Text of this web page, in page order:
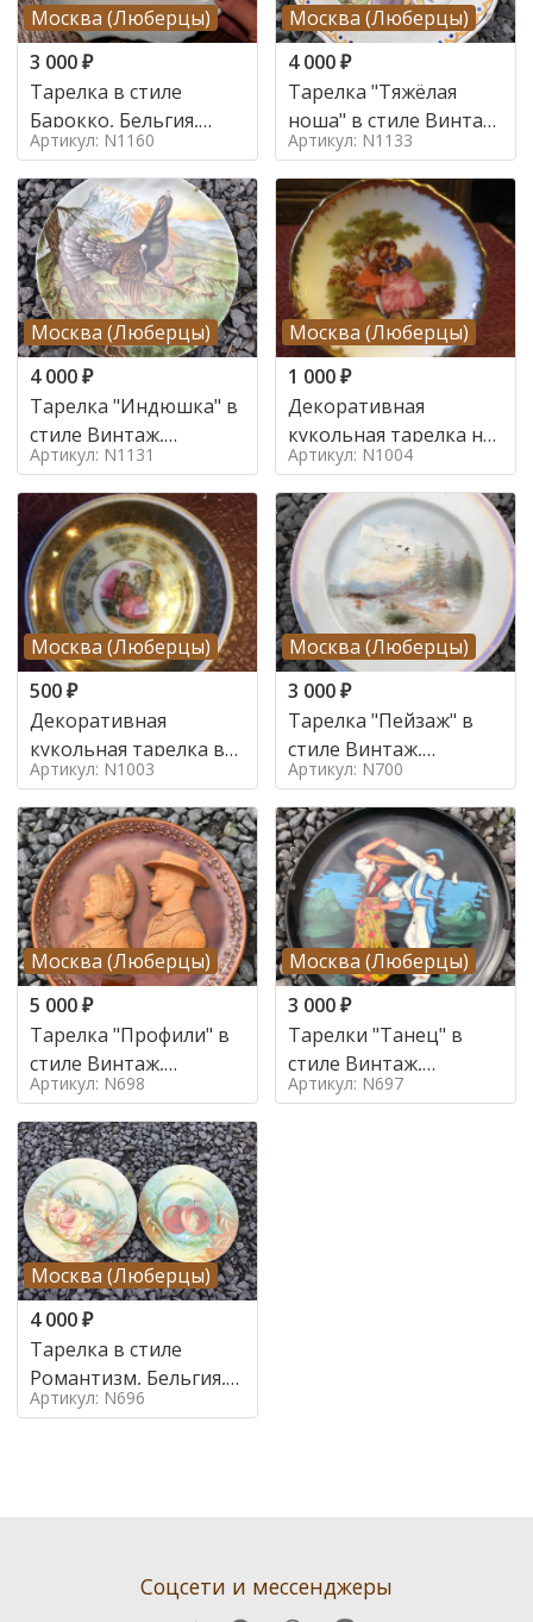
Москва (Люберцы)
3 000₽
Тарелка в стиле
Барокко, Бельгия,
Середина 20 века
Артикул: N1160
Москва (Люберцы)
4 000₽
Тарелка "Тяжёлая
ноша" в стиле Винтаж,
Франция, Конец 20
века
Артикул: N1133
Москва (Люберцы)
4 000₽
Тарелка "Индюшка" в
стиле Винтаж,
Франция, Середина 20
века
Артикул: N1131
Москва (Люберцы)
1 000₽
Декоративная
кукольная тарелка на
подставке в стиле
Артикул: N1004
Москва (Люберцы)
500₽
Декоративная
кукольная тарелка в
стиле
Артикул: N1003
Москва (Люберцы)
3 000₽
Тарелка "Пейзаж" в
стиле Винтаж,
Франция, Середина 20
века
Артикул: N700
Москва (Люберцы)
5 000₽
Тарелка "Профили" в
стиле Винтаж,
Франция, Середина 20
века
Артикул: N698
Москва (Люберцы)
3 000₽
Тарелки "Танец" в
стиле Винтаж,
Франция, Середина 20
Артикул: N697
Москва (Люберцы)
4 000₽
Тарелка в стиле
Романтизм, Бельгия,
Конец 20 века
Артикул: N696
Соцсети и мессенджеры